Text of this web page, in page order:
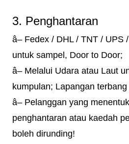
3. Penghantaran
â– Fedex / DHL / TNT / UPS
untuk sampel, Door to Door;
â– Melalui Udara atau Laut
kumpulan; Lapangan
â– Pelanggan yang
penghantaran atau kaedah
boleh dirunding!